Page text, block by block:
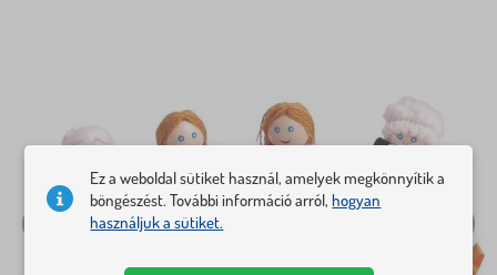
Ez a weboldal sütiket használ, amelyek megkönnyítik a
böngészést. További információ arról,hogyan
használjuk a sütiket.